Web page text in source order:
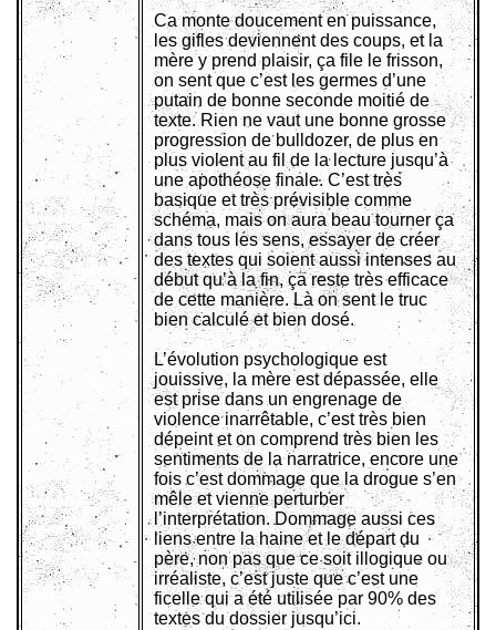
Ca monte doucement en puissance,
les gifles deviennent des coups, et la
mère y prend plaisir, ça file le frisson,
on sent que c’est les germes d’une
putain de bonne seconde moitié de
texte. Rien ne vaut une bonne grosse
progression de bulldozer, de plus en
plus violent au fil de la lecture jusqu’à
une apothéose finale. C’est très
basique et très prévisible comme
schéma, mais on aura beau tourner ça
dans tous les sens, essayer de créer
des textes qui soient aussi intenses au
début qu’à la fin, ça reste très efficace
de cette manière. Là on sent le truc
bien calculé et bien dosé.
L’évolution psychologique est
jouissive, la mère est dépassée, elle
est prise dans un engrenage de
violence inarrêtable, c’est très bien
dépeint et on comprend très bien les
sentiments de la narratrice, encore une
fois c’est dommage que la drogue s’en
mêle et vienne perturber
l’interprétation. Dommage aussi ces
liens entre la haine et le départ du
père, non pas que ce soit illogique ou
irréaliste, c’est juste que c’est une
ficelle qui a été utilisée par 90% des
textes du dossier jusqu’ici.